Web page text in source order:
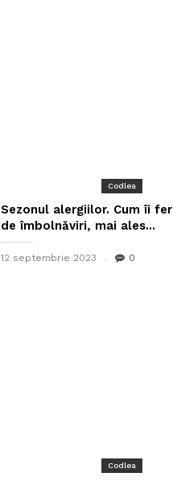
Codlea
Sezonul alergiilor. Cum îi
de îmbolnăviri, mai ales...
12 septembrie 2023 0
Codlea